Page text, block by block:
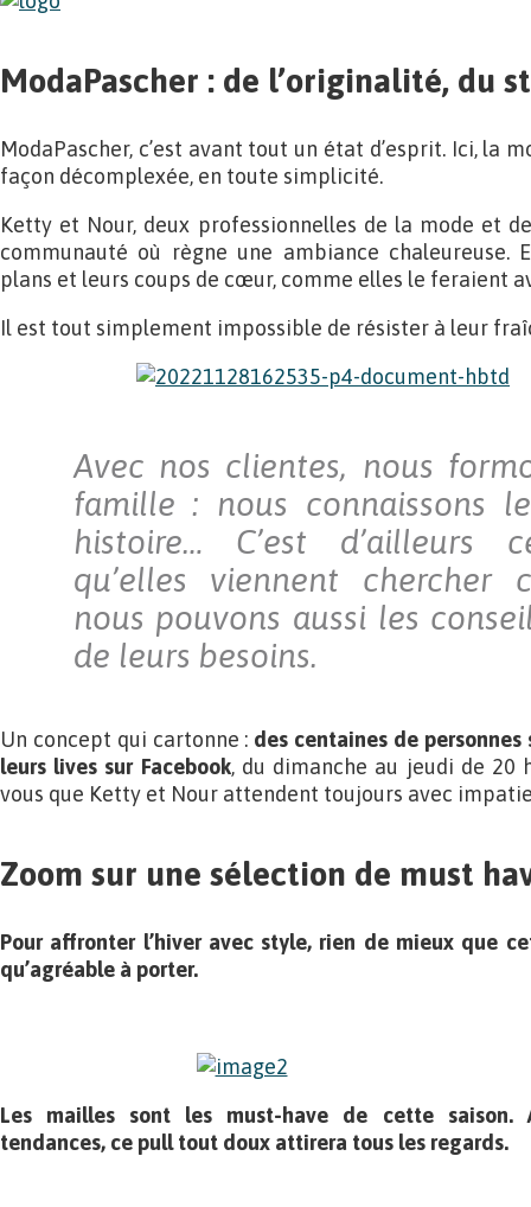
ModaPascher : de l’originalité, du
ModaPascher, c’est avant tout un état d’esprit. Ici, la
façon décomplexée, en toute simplicité.
Ketty et Nour, deux professionnelles de la mode et
communauté où règne une ambiance chaleureuse.
plans et leurs coups de cœur, comme elles le feraient
Il est tout simplement impossible de résister à leur
Avec nos clientes, nous
famille : nous connaissons
histoire… C’est d’ailleurs
qu’elles viennent chercher
nous pouvons aussi les
de leurs besoins.
Un concept qui cartonne : des centaines de
leurs lives sur Facebook, du dimanche au jeudi de 20
vous que Ketty et Nour attendent toujours avec
Zoom sur une sélection de must
Pour affronter l’hiver avec style, rien de mieux que
qu’agréable à porter.
Les mailles sont les must-have de cette saison.
tendances, ce pull tout doux attirera tous les regards.